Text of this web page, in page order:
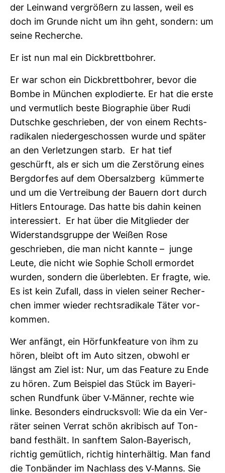
der Lein­wand ver­grö­ßern zu lassen, weil es
doch im Grunde nicht um ihn geht, son­dern: um
seine Recherche.
Er ist nun mal ein Dick­brett­bohrer.
Er war schon ein Dick­brett­bohrer, bevor die
Bombe in Mün­chen explo­dierte. Er hat die erste
und ver­mut­lich beste Bio­gra­phie über Rudi
Dutschke geschrieben, der von einem Rechts­
ra­di­kalen nie­der­ge­schossen wurde und später
an den Ver­let­zungen starb. Er hat tief
geschürft, als er sich um die Zer­stö­rung eines
Berg­dorfes auf dem Ober­salz­berg küm­merte
und um die Ver­trei­bung der Bauern dort durch
Hit­lers Entou­rage. Das hatte bis dahin keinen
inter­es­siert. Er hat über die Mit­glieder der
Wider­stands­gruppe der Weißen Rose
geschrieben, die man nicht kannte – junge
Leute, die nicht wie Sophie Scholl ermordet
wurden, son­dern die über­lebten. Er fragte, wie.
Es ist kein Zufall, dass in vielen seiner Recher­
chen immer wieder rechts­ra­di­kale Täter vor­
kommen.
Wer anfängt, ein Hör­funk­fea­ture von ihm zu
hören, bleibt oft im Auto sitzen, obwohl er
längst am Ziel ist: Nur, um das Fea­ture zu Ende
zu hören. Zum Bei­spiel das Stück im Baye­ri­
schen Rund­funk über V-​Männer, rechte wie
linke. Beson­ders ein­drucks­voll: Wie da ein Ver­
räter seinen Verrat schön akri­bisch auf Ton­
band fest­hält. In sanftem Salon-​Baye­risch,
richtig gemüt­lich, richtig hin­ter­hältig. Man fand
die Ton­bänder im Nach­lass des V-​Manns. Sie